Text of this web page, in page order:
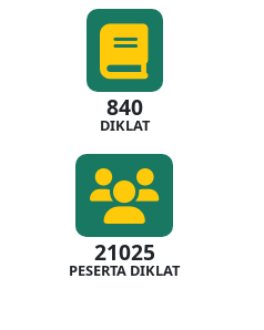
840
DIKLAT
21025
PESERTA DIKLAT